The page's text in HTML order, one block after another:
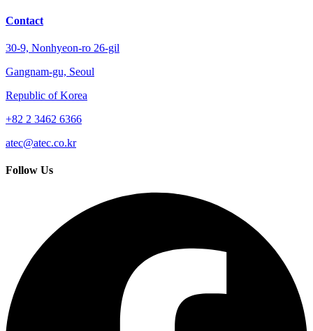
Contact
30-9, Nonhyeon-ro 26-gil
Gangnam-gu, Seoul
Republic of Korea
+82 2 3462 6366
atec@atec.co.kr
Follow Us